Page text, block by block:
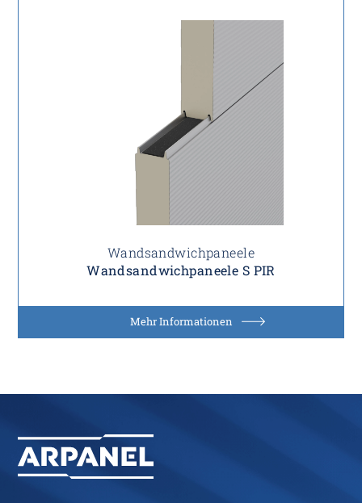
Wandsandwichpaneele
Wandsandwichpaneele S PIR
Mehr Informationen